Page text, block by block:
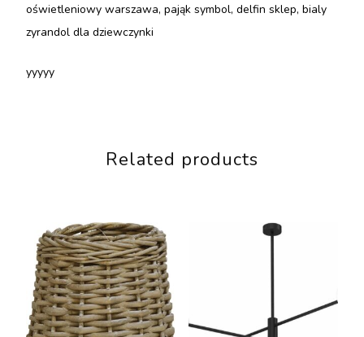
oświetleniowy warszawa, pająk symbol, delfin sklep, bialy
zyrandol dla dziewczynki
yyyyy
Related products